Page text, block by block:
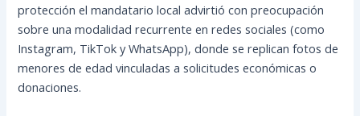
protección el mandatario local advirtió con preocupación
sobre una modalidad recurrente en redes sociales (como
Instagram, TikTok y WhatsApp), donde se replican fotos de
menores de edad vinculadas a solicitudes económicas o
donaciones.